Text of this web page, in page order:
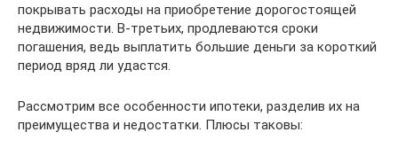
покрывать расходы на приобретение дорогостоящей
недвижимости. В-третьих, продлеваются сроки
погашения, ведь выплатить большие деньги за короткий
период вряд ли удастся.
Рассмотрим все особенности ипотеки, разделив их на
преимущества и недостатки. Плюсы таковы: